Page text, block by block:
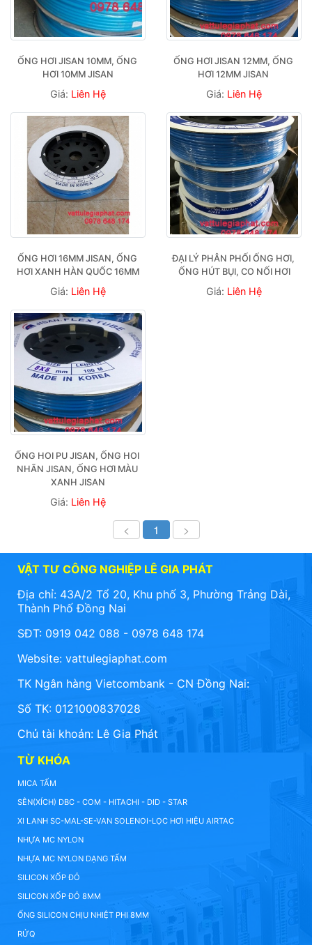
ỐNG HƠI JISAN 10MM, ỐNG
HƠI 10MM JISAN
Giá: Liên Hệ
ỐNG HƠI JISAN 12MM, ỐNG
HƠI 12MM JISAN
Giá: Liên Hệ
ỐNG HƠI 16MM JISAN, ỐNG
HƠI XANH HÀN QUỐC 16MM
Giá: Liên Hệ
ĐẠI LÝ PHÂN PHỐI ỐNG HƠI,
ỐNG HÚT BỤI, CO NỐI HƠI
Giá: Liên Hệ
ỐNG HOI PU JISAN, ỐNG HOI
NHÃN JISAN, ỐNG HƠI MÀU
XANH JISAN
Giá: Liên Hệ
< 1 >
VẬT TƯ CÔNG NGHIỆP LÊ GIA PHÁT
Địa chỉ: 43A/2 Tổ 20, Khu phố 3, Phường Trảng Dài,
Thành Phố Đồng Nai
SĐT: 0919 042 088 - 0978 648 174
Website: vattulegiaphat.com
TK Ngân hàng Vietcombank - CN Đồng Nai:
Số TK: 0121000837028
Chủ tài khoản: Lê Gia Phát
TỪ KHÓA
MICA TẤM
SÊN(XÍCH) DBC - COM - HITACHI - DID - STAR
XI LANH SC-MAL-SE-VAN SOLENOI-LỌC HƠI HIỆU AIRTAC
NHỰA MC NYLON
NHỰA MC NYLON DẠNG TẤM
SILICON XỐP ĐỎ
SILICON XỐP ĐỎ 8MM
ỐNG SILICON CHỊU NHIỆT PHI 8MM
RỬQ